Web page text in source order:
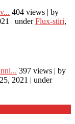
404 views | by
| underFlux-stiri,
397 views | by
2021 | under